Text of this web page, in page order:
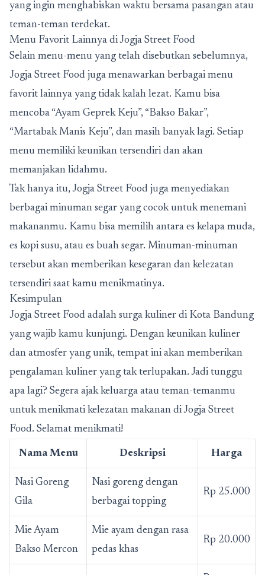
yang ingin menghabiskan waktu bersama pasangan atau
teman-teman terdekat.
Menu Favorit Lainnya di Jogja Street Food
Selain menu-menu yang telah disebutkan sebelumnya,
Jogja Street Food juga menawarkan berbagai menu
favorit lainnya yang tidak kalah lezat. Kamu bisa
mencoba “Ayam Geprek Keju”, “Bakso Bakar”,
“Martabak Manis Keju”, dan masih banyak lagi. Setiap
menu memiliki keunikan tersendiri dan akan
memanjakan lidahmu.
Tak hanya itu, Jogja Street Food juga menyediakan
berbagai minuman segar yang cocok untuk menemani
makananmu. Kamu bisa memilih antara es kelapa muda,
es kopi susu, atau es buah segar. Minuman-minuman
tersebut akan memberikan kesegaran dan kelezatan
tersendiri saat kamu menikmatinya.
Kesimpulan
Jogja Street Food adalah surga kuliner di Kota Bandung
yang wajib kamu kunjungi. Dengan keunikan kuliner
dan atmosfer yang unik, tempat ini akan memberikan
pengalaman kuliner yang tak terlupakan. Jadi tunggu
apa lagi? Segera ajak keluarga atau teman-temanmu
untuk menikmati kelezatan makanan di Jogja Street
Food. Selamat menikmati!
Nama Menu Deskripsi Harga
Nasi Goreng
Gila
Nasi goreng dengan
berbagai topping
Rp 25.000
Mie Ayam
Bakso Mercon
Mie ayam dengan rasa
pedas khas
Rp 20.000